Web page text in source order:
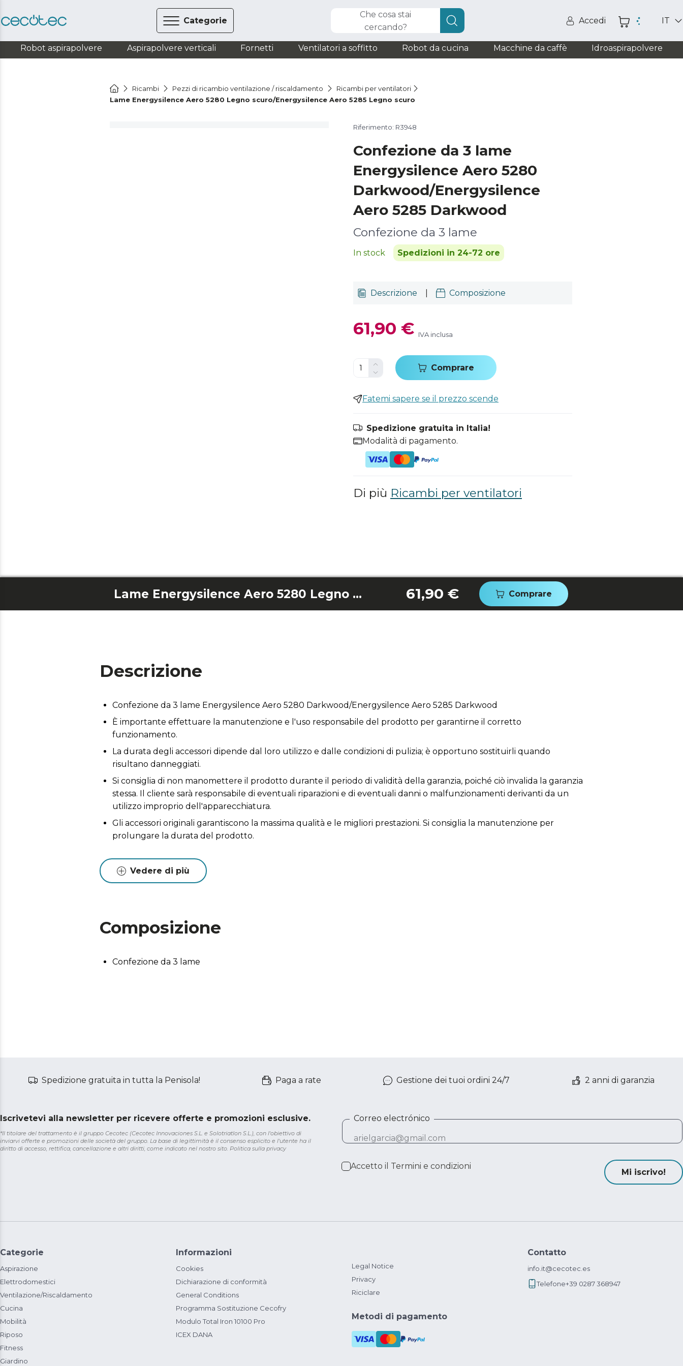
Categorie
Che cosa stai
cercando?
Accedi IT
Robot aspirapolvere Aspirapolvere verticali Fornetti Ventilatori a soffitto Robot da cucina Macchine da caffè Idroaspirapolvere
Ricambi Pezzi di ricambio ventilazione / riscaldamento
Ricambi per ventilatori
Lame Energysilence Aero 5280 Legno scuro/Energysilence Aero 5285 Legno scuro
Riferimento: R3948
Confezione da 3 lame
Energysilence Aero 5280
Darkwood/Energysilence
Aero 5285 Darkwood
Confezione da 3 lame
In stock Spedizioni in 24-72 ore
Descrizione Composizione
61,90 € IVA inclusa
Comprare
Fatemi sapere se il prezzo scende
Spedizione gratuita in Italia!
Modalità di pagamento.
Di più Ricambi per ventilatori
Lame Energysilence Aero 5280 Legno scuro/Energysilence Aero 5285 Legno scuro 61,90 € Comprare
Descrizione
Confezione da 3 lame Energysilence Aero 5280 Darkwood/Energysilence Aero 5285 Darkwood
È importante effettuare la manutenzione e l'uso responsabile del prodotto per garantirne il corretto
funzionamento.
La durata degli accessori dipende dal loro utilizzo e dalle condizioni di pulizia; è opportuno sostituirli quando
risultano danneggiati.
Si consiglia di non manomettere il prodotto durante il periodo di validità della garanzia, poiché ciò invalida la garanzia
stessa. Il cliente sarà responsabile di eventuali riparazioni e di eventuali danni o malfunzionamenti derivanti da un
utilizzo improprio dell'apparecchiatura.
Gli accessori originali garantiscono la massima qualità e le migliori prestazioni. Si consiglia la manutenzione per
prolungare la durata del prodotto.
Vedere di più
Composizione
Confezione da 3 lame
Spedizione gratuita in tutta la Penisola! Paga a rate Gestione dei tuoi ordini 24/7 2 anni di garanzia
Iscrivetevi alla newsletter per ricevere offerte e promozioni esclusive.
*Il titolare del trattamento è il gruppo Cecotec (Cecotec Innovaciones S.L. e Solotriatlon S.L.), con l'obiettivo di
inviarvi offerte e promozioni delle società del gruppo. La base di legittimità è il consenso esplicito e l'utente ha il
diritto di accesso, rettifica, cancellazione e altri diritti, come indicato nel nostro sito. Politica sulla privacy
Correo electrónico
Accetto il Termini e condizioni
Mi iscrivo!
Categorie
Aspirazione
Elettrodomestici
Ventilazione/Riscaldamento
Cucina
Mobilità
Riposo
Fitness
Giardino
Informazioni
Cookies
Dichiarazione di conformità
General Conditions
Programma Sostituzione Cecofry
Modulo Total Iron 10100 Pro
ICEX DANA
Legal Notice
Privacy
Riciclare
Metodi di pagamento
Contatto
info.it@cecotec.es
Telefone+39 0287 368947